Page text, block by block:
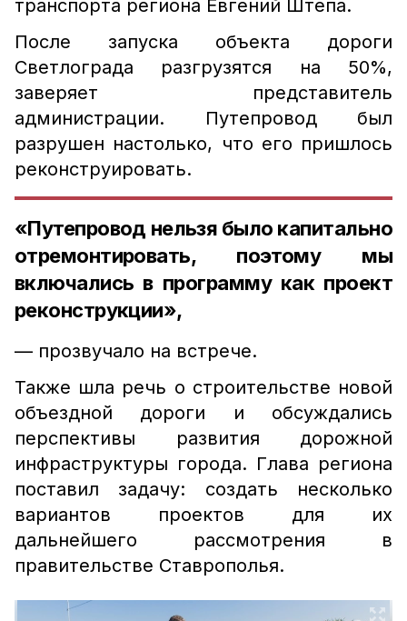
транспорта региона Евгений Штепа.
После запуска объекта дороги
Светлограда разгрузятся на 50%,
заверяет представитель
администрации. Путепровод был
разрушен настолько, что его пришлось
реконструировать.
«Путепровод нельзя было капитально
отремонтировать, поэтому мы
включались в программу как проект
реконструкции»,
— прозвучало на встрече.
Также шла речь о строительстве новой
объездной дороги и обсуждались
перспективы развития дорожной
инфраструктуры города. Глава региона
поставил задачу: создать несколько
вариантов проектов для их
дальнейшего рассмотрения в
правительстве Ставрополья.